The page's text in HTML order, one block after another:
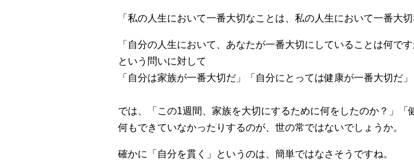
「私の人生において一番大切なことは、私の人生において一番大
「自分の人生において、あなたが一番大切にしていることは何です
という問いに対して
「自分は家族が一番大切だ」「自分にとっては健康が一番大切だ
では、「この1週間、家族を大切にするために何をしたのか？」
何もできていなかったりするのが、世の常ではないでしょうか。
確かに「自分を貫く」というのは、簡単ではなさそうですね。